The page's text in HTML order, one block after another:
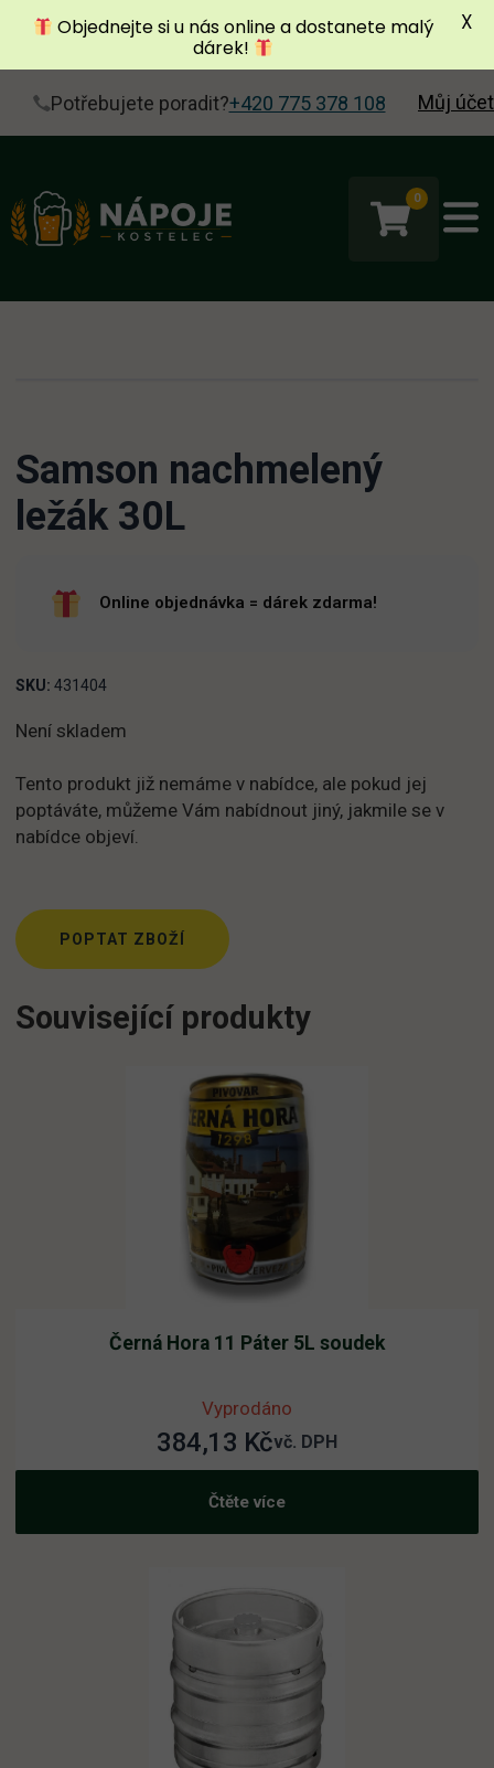
Potřebujete poradit?+420 775 378 108 Můj účet
0
Samson nachmelený
ležák 30L
Online objednávka = dárek zdarma!
SKU: 431404
Není skladem
Tento produkt již nemáme v nabídce, ale pokud jej
poptáváte, můžeme Vám nabídnout jiný, jakmile se v
nabídce objeví.
POPTAT ZBOŽÍ
Související produkty
Černá Hora 11 Páter 5L soudek
Vyprodáno
384,13 Kčvč. DPH
Čtěte více
Objednejte si u nás online a dostanete malý
dárek!
X